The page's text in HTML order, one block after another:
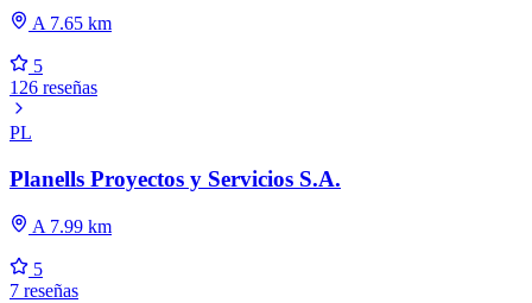
A 7.65 km
5
126 reseñas
PL
Planells Proyectos y Servicios S.A.
A 7.99 km
5
7 reseñas